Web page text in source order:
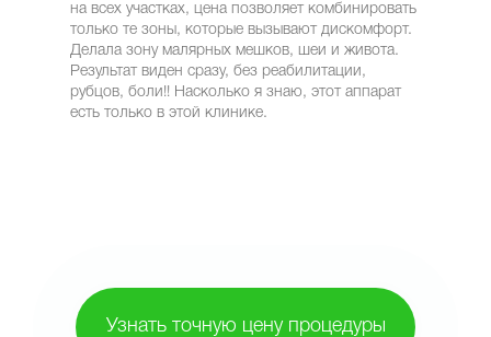
на всех участках, цена позволяет комбинировать
только те зоны, которые вызывают дискомфорт.
Делала зону малярных мешков, шеи и живота.
Результат виден сразу, без реабилитации,
рубцов, боли!! Насколько я знаю, этот аппарат
есть только в этой клинике.
Узнать точную цену процедуры